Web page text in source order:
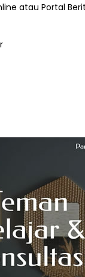
atau Portal